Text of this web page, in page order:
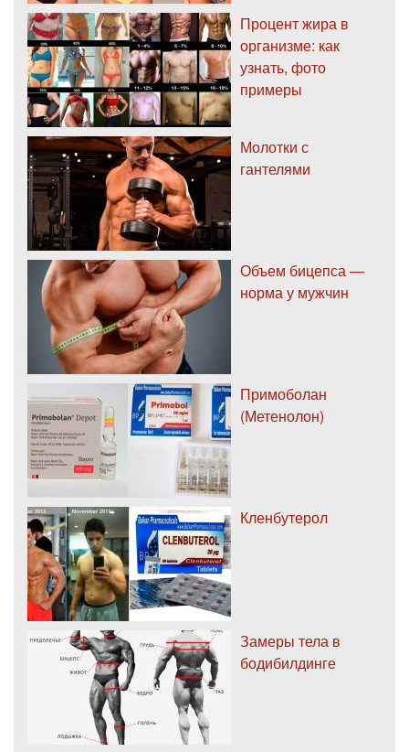
Процент жира в
организме: как
узнать, фото
примеры
Молотки с
гантелями
Объем бицепса —
норма у мужчин
Примоболан
(Метенолон)
Кленбутерол
Замеры тела в
бодибилдинге